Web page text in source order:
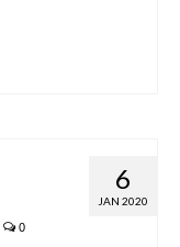
6
JAN 2020
0